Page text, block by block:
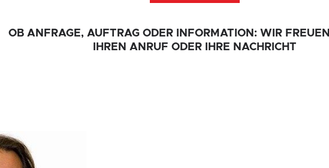
OB ANFRAGE, AUFTRAG ODER INFORMATION: WIR
IHREN ANRUF ODER IHRE NACHRICHT